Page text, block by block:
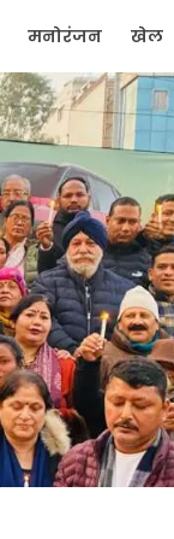
मनोरंजन खेल